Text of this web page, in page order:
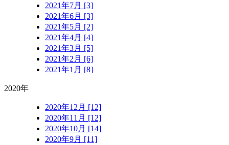
2021年7月 [3]
2021年6月 [3]
2021年5月 [2]
2021年4月 [4]
2021年3月 [5]
2021年2月 [6]
2021年1月 [8]
2020年
2020年12月 [12]
2020年11月 [12]
2020年10月 [14]
2020年9月 [11]